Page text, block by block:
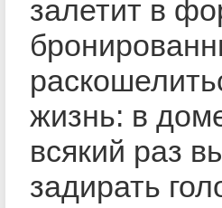
залетит в
жизнь: в
всякий раз
задирать